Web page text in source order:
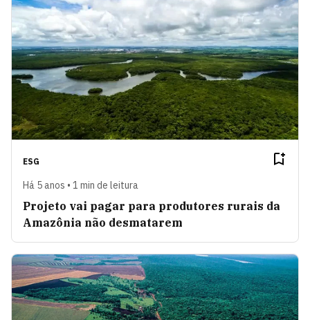
ESG
Há 5 anos • 1 min de leitura
Projeto vai pagar para produtores rurais da
Amazônia não desmatarem